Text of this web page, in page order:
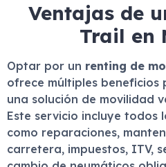
Ventajas de
Trail en
Optar por un renting de
ofrece múltiples beneficios
una solución de movilidad
Este servicio incluye todos
como reparaciones,
carretera, impuestos, ITV,